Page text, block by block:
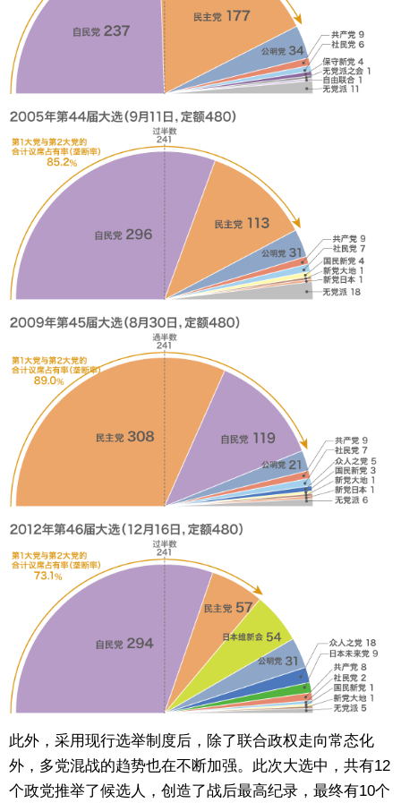
此外，采用现行选举制度后，除了联合政权走向常态化
外，多党混战的趋势也在不断加强。此次大选中，共有12
个政党推举了候选人，创造了战后最高纪录，最终有10个